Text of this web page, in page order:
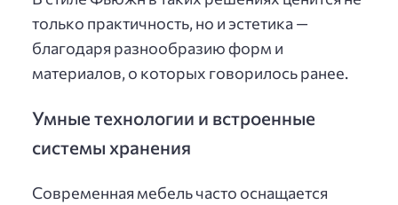
только практичность, но и эстетика —
благодаря разнообразию форм и
материалов, о которых говорилось ранее.
Умные технологии и встроенные
системы хранения
Современная мебель часто оснащается